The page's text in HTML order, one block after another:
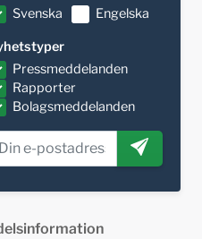
Svenska
Engelska
Pressmeddelanden
Rapporter
Bolagsmeddelanden